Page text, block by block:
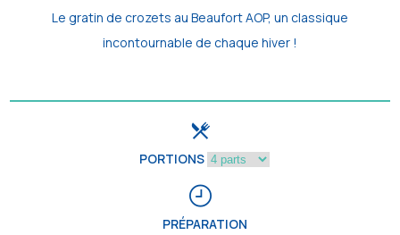
Le gratin de crozets au Beaufort AOP, un classique
incontournable de chaque hiver !
PORTIONS
PRÉPARATION